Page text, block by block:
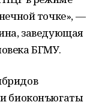
точке», —
заведующая
БГМУ.
биоконъюгаты